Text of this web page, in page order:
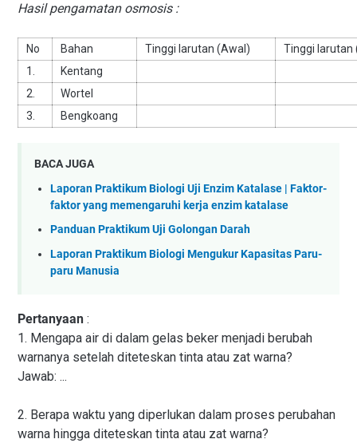
Hasil pengamatan osmosis :
No Bahan Tinggi larutan (Awal)
Tinggi larutan
1.
Kentang
2.
Wortel
3.
Bengkoang
BACA JUGA
Laporan Praktikum Biologi Uji Enzim Katalase | Faktor-
faktor yang memengaruhi kerja enzim katalase
Panduan Praktikum Uji Golongan Darah
Laporan Praktikum Biologi Mengukur Kapasitas Paru-
paru Manusia
Pertanyaan :
1. Mengapa air di dalam gelas beker menjadi berubah
warnanya setelah diteteskan tinta atau zat warna?
Jawab: ...
2. Berapa waktu yang diperlukan dalam proses perubahan
warna hingga diteteskan tinta atau zat warna?